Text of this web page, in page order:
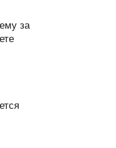
за